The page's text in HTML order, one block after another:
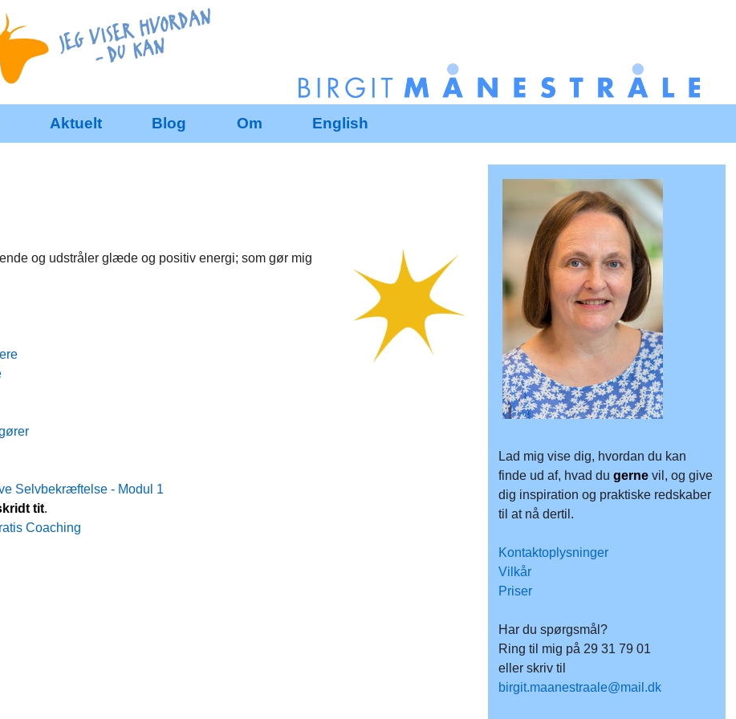
Aktuelt Blog Om English
og udstråler glæde og positiv energi; som gør mig
Selvbekræftelse - Modul 1
tit.
Coaching
Lad mig vise dig, hvordan du kan
finde ud af, hvad dugerne vil, og give
dig inspiration og praktiske redskaber
til at nå dertil.
Kontaktoplysninger
Vilkår
Priser
Har du spørgsmål?
Ring til mig på 29 31 79 01
eller skriv til
birgit.maanestraale@mail.dk